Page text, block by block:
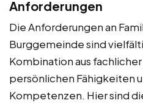
Anforderungen
Die Anforderungen an
Burggemeinde sind
Kombination aus
persönlichen Fähigkeiten
Kompetenzen. Hier sind